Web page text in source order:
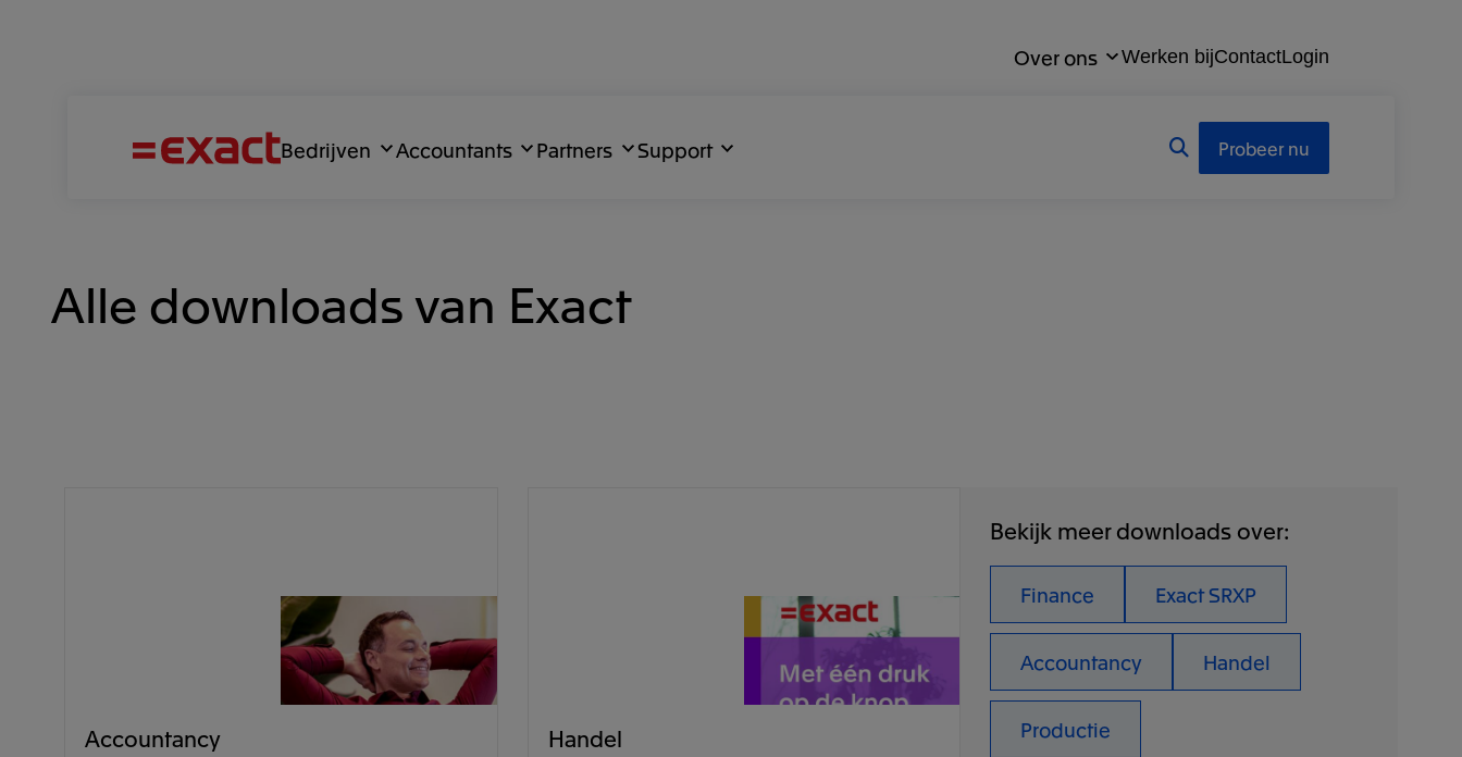
Bedrijven Accountants Partners Support Probeer nu
Over ons Werken bijContactLogin
Alle downloads van Exact
Bekijk meer downloads over:
Finance Exact SRXP
Accountancy Handel
Productie
Accountancy Handel